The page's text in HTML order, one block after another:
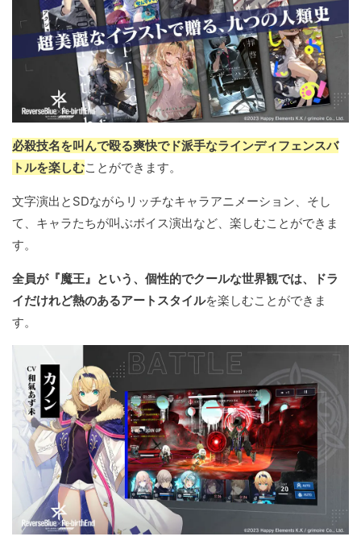
必殺技名を叫んで殴る爽快でド派手なラインディフェンスバ
トルを楽しむことができます。
文字演出とSDながらリッチなキャラアニメーション、そし
て、キャラたちが叫ぶボイス演出など、楽しむことができま
す。
全員が『魔王』という、個性的でクールな世界観では、ドラ
イだけれど熱のあるアートスタイルを楽しむことができま
す。